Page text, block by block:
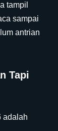
tampil
sampai
antrian
Tapi
adalah